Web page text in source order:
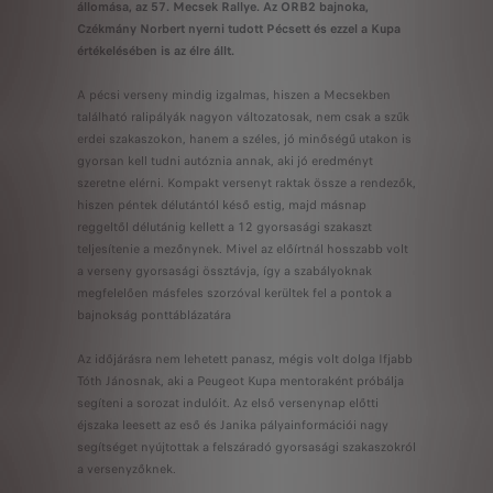
állomása, az 57. Mecsek Rallye. Az ORB2 bajnoka,
Czékmány Norbert nyerni tudott Pécsett és ezzel a Kupa
értékelésében is az élre állt.
A pécsi verseny mindig izgalmas, hiszen a Mecsekben
található ralipályák nagyon változatosak, nem csak a szűk
erdei szakaszokon, hanem a széles, jó minőségű utakon is
gyorsan kell tudni autóznia annak, aki jó eredményt
szeretne elérni. Kompakt versenyt raktak össze a rendezők,
hiszen péntek délutántól késő estig, majd másnap
reggeltől délutánig kellett a 12 gyorsasági szakaszt
teljesítenie a mezőnynek. Mivel az előírtnál hosszabb volt
a verseny gyorsasági össztávja, így a szabályoknak
megfelelően másfeles szorzóval kerültek fel a pontok a
bajnokság ponttáblázatára
Az időjárásra nem lehetett panasz, mégis volt dolga Ifjabb
Tóth Jánosnak, aki a Peugeot Kupa mentoraként próbálja
segíteni a sorozat indulóit. Az első versenynap előtti
éjszaka leesett az eső és Janika pályainformációi nagy
segítséget nyújtottak a felszáradó gyorsasági szakaszokról
a versenyzőknek.